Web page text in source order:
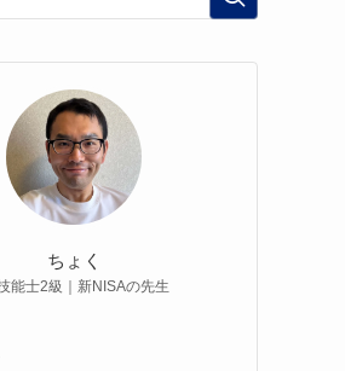
ちょく
能士2級｜新NISAの先生